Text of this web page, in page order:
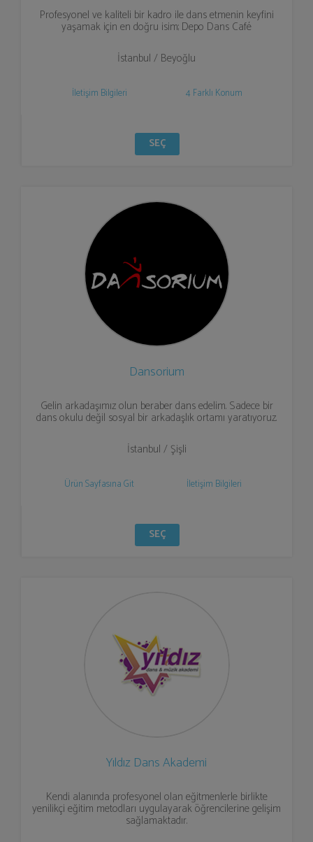
Profesyonel ve kaliteli bir kadro ile dans etmenin keyfini
yaşamak için en doğru isim; Depo Dans Café
İstanbul / Beyoğlu
İletişim Bilgileri 4 Farklı Konum
SEÇ
Dansorium
Gelin arkadaşımız olun beraber dans edelim. Sadece bir
dans okulu değil sosyal bir arkadaşlık ortamı yaratıyoruz.
İstanbul / Şişli
Ürün Sayfasına Git İletişim Bilgileri
SEÇ
Yıldız Dans Akademi
Kendi alanında profesyonel olan eğitmenlerle birlikte
yenilikçi eğitim metodları uygulayarak öğrencilerine gelişim
sağlamaktadır.